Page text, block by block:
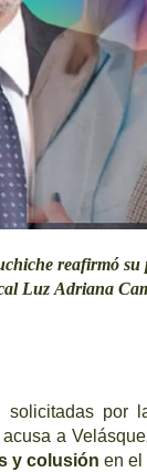
reafirmó su
Luz Adriana
solicitadas por
a
y colusión en el